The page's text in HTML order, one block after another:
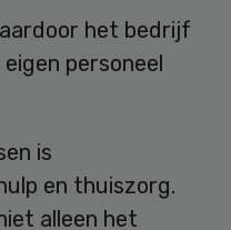
het bedrijf
personeel
is
en thuiszorg.
alleen het